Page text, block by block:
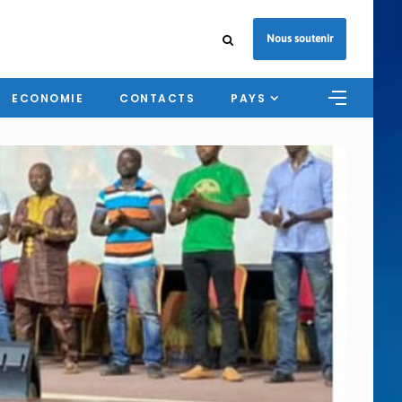
Nous soutenir
ECONOMIE CONTACTS PAYS